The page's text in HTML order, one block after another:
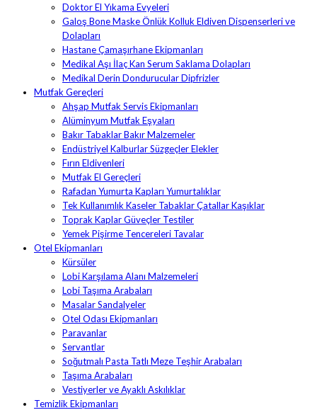
Doktor El Yıkama Evyeleri
Galoş Bone Maske Önlük Kolluk Eldiven Dispenserleri ve
Dolapları
Hastane Çamaşırhane Ekipmanları
Medikal Aşı İlaç Kan Serum Saklama Dolapları
Medikal Derin Dondurucular Dipfrizler
Mutfak Gereçleri
Ahşap Mutfak Servis Ekipmanları
Alüminyum Mutfak Eşyaları
Bakır Tabaklar Bakır Malzemeler
Endüstriyel Kalburlar Süzgeçler Elekler
Fırın Eldivenleri
Mutfak El Gereçleri
Rafadan Yumurta Kapları Yumurtalıklar
Tek Kullanımlık Kaseler Tabaklar Çatallar Kaşıklar
Toprak Kaplar Güveçler Testiler
Yemek Pişirme Tencereleri Tavalar
Otel Ekipmanları
Kürsüler
Lobi Karşılama Alanı Malzemeleri
Lobi Taşıma Arabaları
Masalar Sandalyeler
Otel Odası Ekipmanları
Paravanlar
Servantlar
Soğutmalı Pasta Tatlı Meze Teşhir Arabaları
Taşıma Arabaları
Vestiyerler ve Ayaklı Askılıklar
Temizlik Ekipmanları